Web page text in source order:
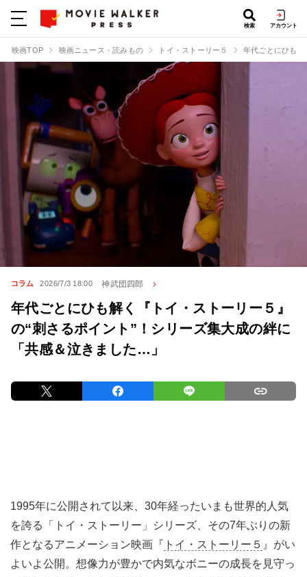
検索 アカウント
映画TOP 映画ニュース・読みもの トイ・ストーリー５ 年代ごとにひも
コラム 2026/7/3 18:00 神武団四郎
年代ごとにひも解く『トイ・ストーリー５』
の“刺さるポイント”！シリーズ集大成の絆に
「共感＆泣きました…」
1995年に公開されて以来、30年経ったいまも世界的人気
を誇る「トイ・ストーリー」シリーズ、その7年ぶりの新
作となるアニメーション映画『 トイ・ストーリー５ 』がい
よいよ公開。想像力が豊かで内気なボニーの成長を見守っ